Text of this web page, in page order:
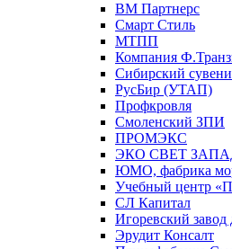
ВМ Партнерс
Смарт Стиль
МТПП
Компания
Сибирский
РусБир (УТАП)
Профкровля
Смоленский ЗПИ
ПРОМЭКС
ЭКО СВЕТ
ЮМО, фабрика
Учебный центр
СЛ Капитал
Игоревский
Эрудит Консалт